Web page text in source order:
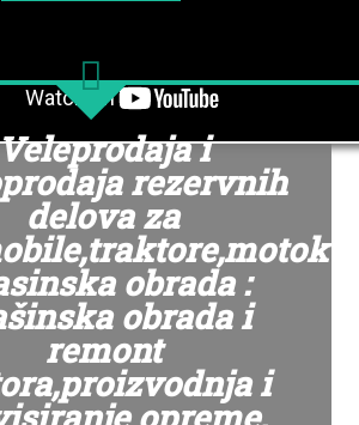
i
rezervnih
delova za
obrada :
obrada i
remont
i